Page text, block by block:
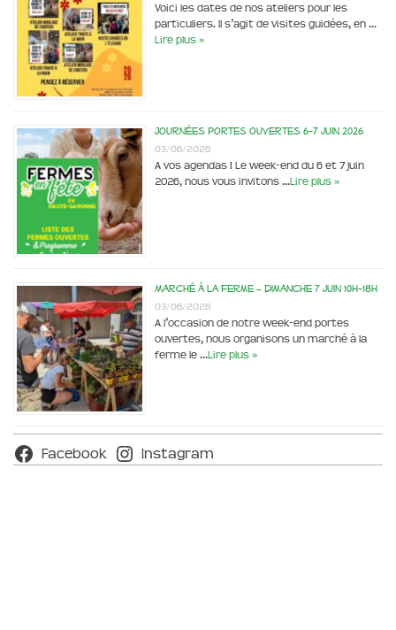
Voici les dates de nos ateliers pour les
particuliers. Il s’agit de visites guidées, en …
Lire plus »
Journées portes ouvertes 6-7 juin 2026
03/06/2026
A vos agendas ! Le week-end du 6 et 7 juin
2026, nous vous invitons …Lire plus »
Marché à la ferme – dimanche 7 juin 10h-18h
03/06/2026
A l’occasion de notre week-end portes
ouvertes, nous organisons un marché à la
ferme le …Lire plus »
Facebook Instagram